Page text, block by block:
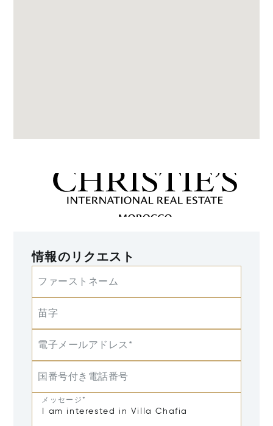
情報のリクエスト
ファーストネーム
苗字
電子メールアドレス*
国番号付き電話番号
メッセージ*